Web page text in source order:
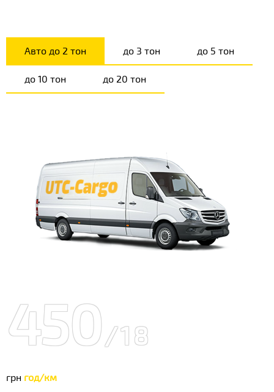
Авто до 2 тон до 3 тон до 5 тон
до 10 тон до 20 тон
450/18
грн год/км